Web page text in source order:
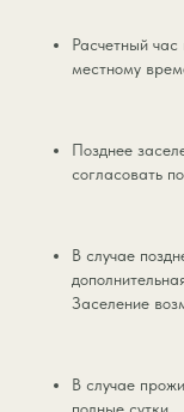
Расчетный
местному
Позднее
согласовать
В случае
Заселение
В случае
полные сутки.